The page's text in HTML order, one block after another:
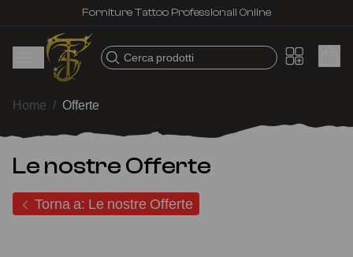
Forniture Tattoo Professionali Online
Cerca prodotti
Home / Offerte
Le nostre Offerte
Torna a: Le nostre Offerte